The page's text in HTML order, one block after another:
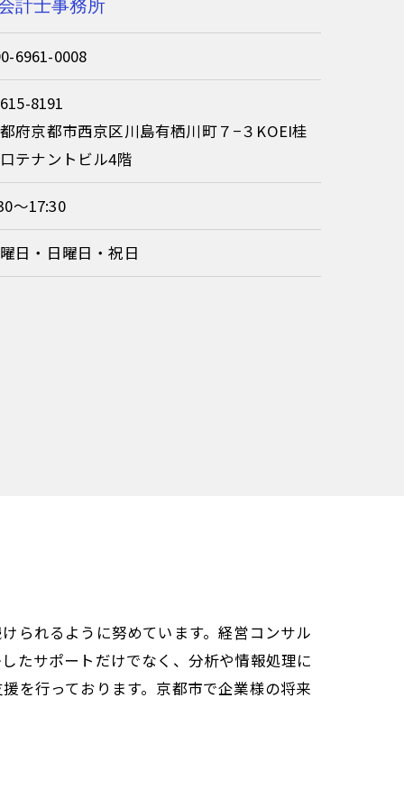
計士事務所
6961-0008
8191
府京都市西京区川島有栖川町７−３KOEI桂
テナントビル4階
～17:30
日・日曜日・祝日
られるように努めています。経営コンサル
たサポートだけでなく、分析や情報処理に
を行っております。京都市で企業様の将来